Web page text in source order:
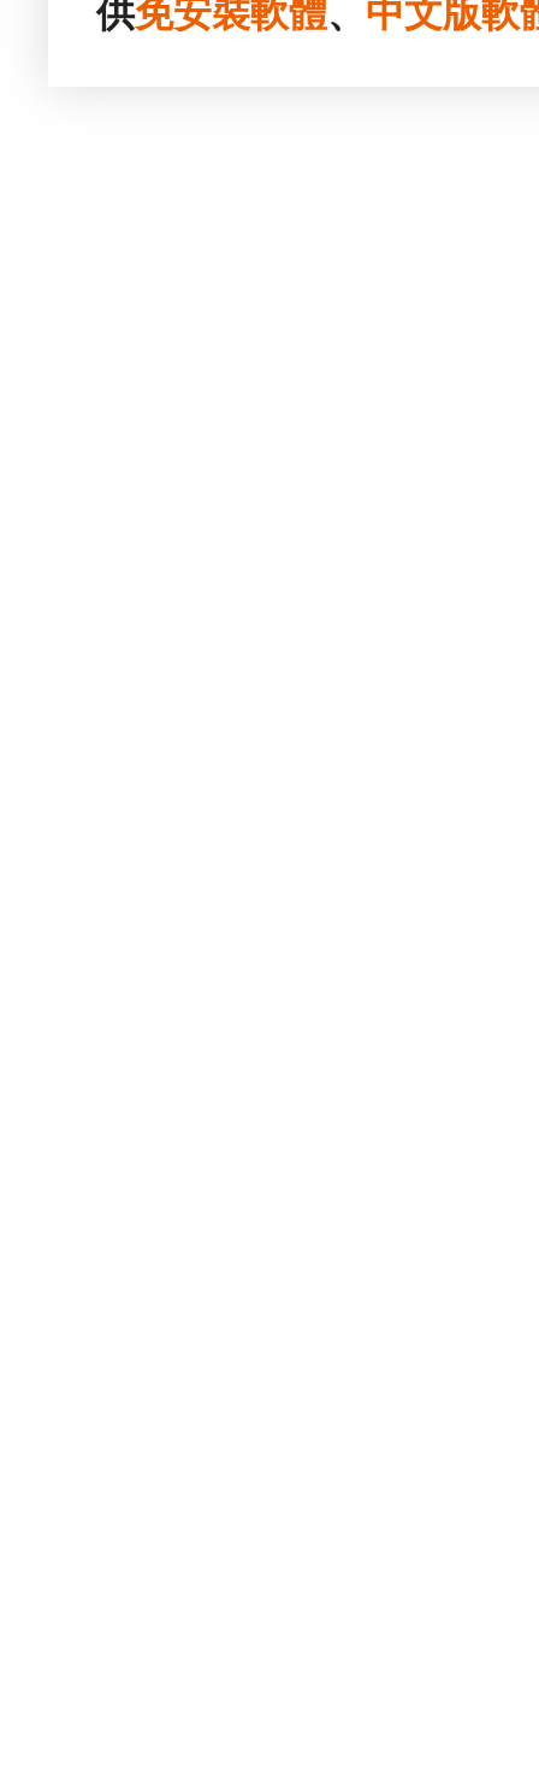
供免安裝軟體、 中文版軟